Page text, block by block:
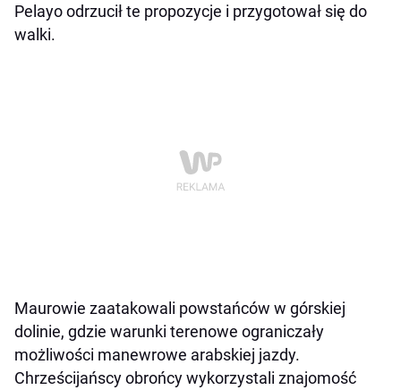
Pelayo odrzucił te propozycje i przygotował się do
walki.
Maurowie zaatakowali powstańców w górskiej
dolinie, gdzie warunki terenowe ograniczały
możliwości manewrowe arabskiej jazdy.
Chrześcijańscy obrońcy wykorzystali znajomość